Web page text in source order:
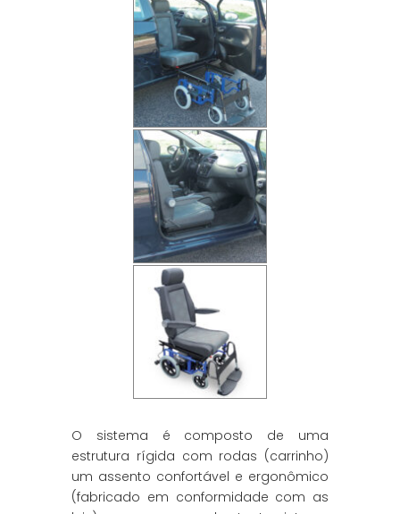
O sistema é composto de uma
estrutura rígida com rodas (carrinho)
um assento confortável e ergonômico
(fabricado em conformidade com as